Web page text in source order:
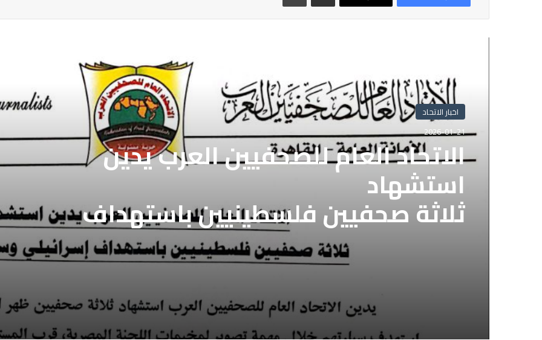
اخبار الاتحاد
2026-01-21
الاتحاد العام للصحفيين العرب يدين
استشهاد
ثلاثة صحفيين فلسطينيين باستهداف
إسرائيلي وسط قطاع غزة